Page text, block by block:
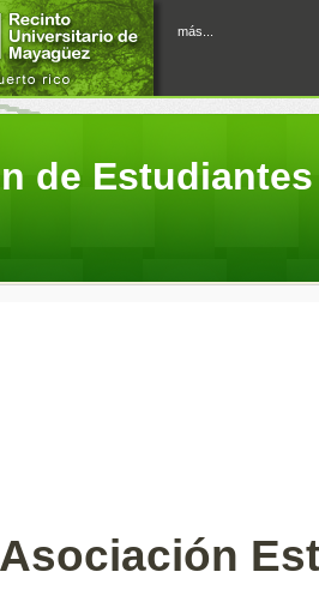
más...
de Estudiantes
Asociación